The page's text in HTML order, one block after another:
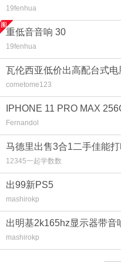
19fenhua
重低音音响 30
19fenhua
瓦伦西亚低价出高配台式电
cometome123
IPHONE 11 PRO MAX
Fernandol
马德里出售3合1二手佳能
12345一起学数数
出99新PS5
mashirokp
出明基2k165hz显示器带音
mashirokp